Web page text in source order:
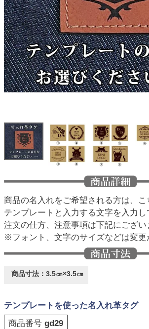
商品の名入れをご希望される方は、こ
テンプレートと入力する文字を入力し
注文の仕方、注意事項は下記にござい
※フォント、文字のサイズなどは変更
商品寸法：3.5㎝×3.5㎝
テンプレートを使った名入れ革タグ
商品番号 gd29